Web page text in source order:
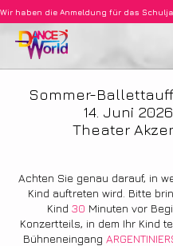
Wir haben die Anmeldung für das
Sommer-
14. Juni 2026
Theater
Achten Sie genau darauf, in
Kind auftreten wird. Bitte
Kind 30 Minuten vor
Konzertteils, in dem Ihr Kind
Bühneneingang